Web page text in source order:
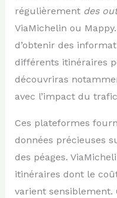
régulièrement des
ViaMichelin ou
d’obtenir des
différents itinéraires
découvriras
avec l’impact du
Ces plateformes
données précieuses
des péages.
itinéraires dont le
varient sensiblement.